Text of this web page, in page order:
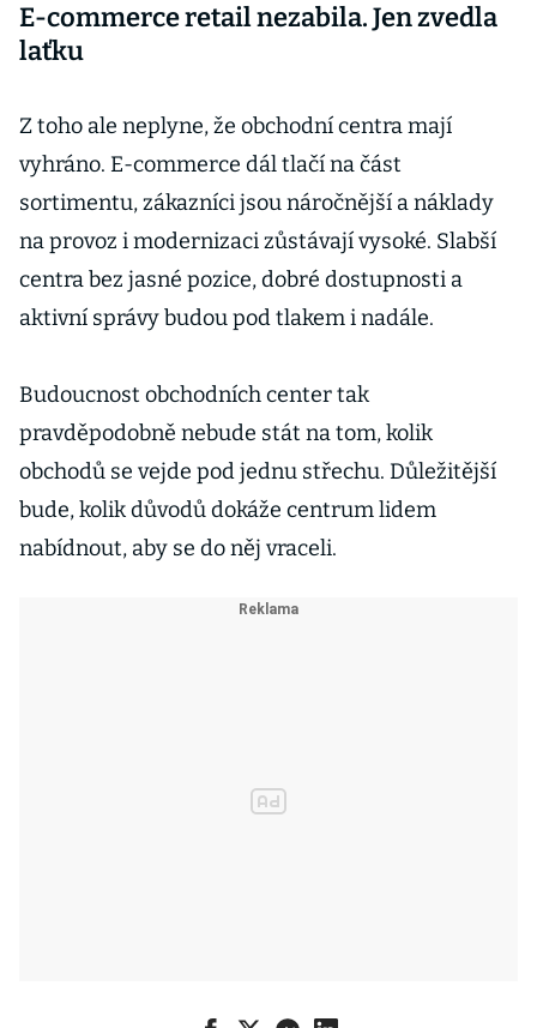
E-commerce retail nezabila. Jen zvedla
laťku
Z toho ale neplyne, že obchodní centra mají
vyhráno. E-commerce dál tlačí na část
sortimentu, zákazníci jsou náročnější a náklady
na provoz i modernizaci zůstávají vysoké. Slabší
centra bez jasné pozice, dobré dostupnosti a
aktivní správy budou pod tlakem i nadále.
Budoucnost obchodních center tak
pravděpodobně nebude stát na tom, kolik
obchodů se vejde pod jednu střechu. Důležitější
bude, kolik důvodů dokáže centrum lidem
nabídnout, aby se do něj vraceli.